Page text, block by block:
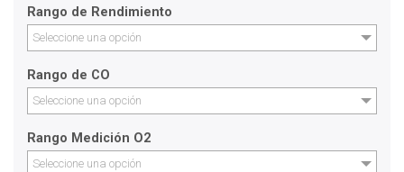
Rango de Rendimiento
Seleccione una opción
Rango de CO
Seleccione una opción
Rango Medición O2
Seleccione una opción